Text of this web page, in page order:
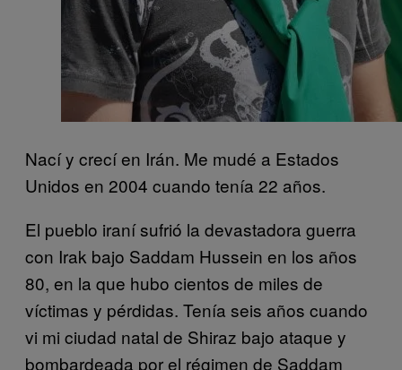
Nací y crecí en Irán. Me mudé a Estados
Unidos en 2004 cuando tenía 22 años.
El pueblo iraní sufrió la devastadora guerra
con Irak bajo Saddam Hussein en los años
80, en la que hubo cientos de miles de
víctimas y pérdidas. Tenía seis años cuando
vi mi ciudad natal de Shiraz bajo ataque y
bombardeada por el régimen de Saddam